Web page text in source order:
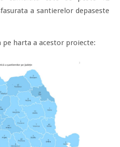
a santierelor depaseste
harta a acestor proiecte: